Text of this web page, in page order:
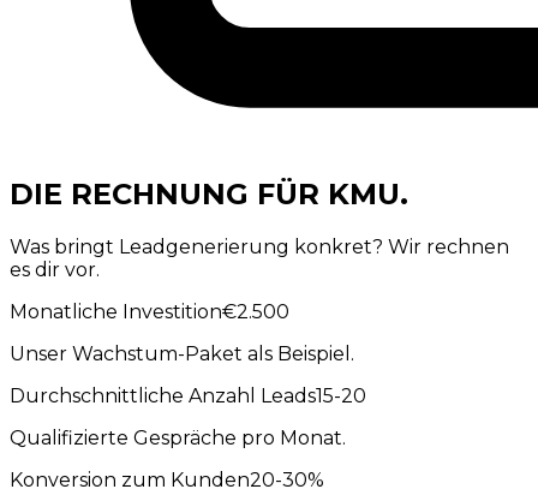
DIE RECHNUNG FÜR KMU.
Was bringt Leadgenerierung konkret? Wir rechnen
es dir vor.
Monatliche Investition€2.500
Unser Wachstum-Paket als Beispiel.
Durchschnittliche Anzahl Leads15-20
Qualifizierte Gespräche pro Monat.
Konversion zum Kunden20-30%